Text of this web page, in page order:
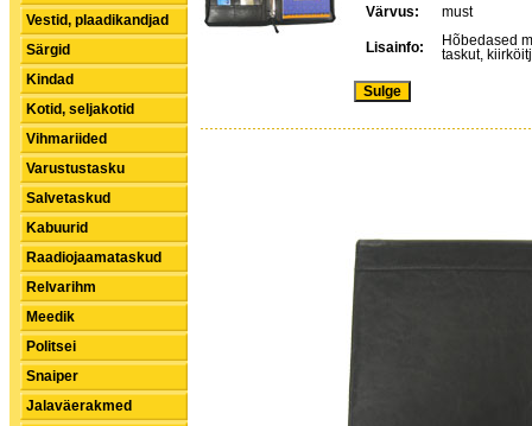
Vestid, plaadikandjad
Särgid
Kindad
Kotid, seljakotid
Vihmariided
Varustustasku
Salvetaskud
Kabuurid
Raadiojaamataskud
Relvarihm
Meedik
Politsei
Snaiper
Jalaväerakmed
Värvus: must
Lisainfo:
Hõbedased
taskut,